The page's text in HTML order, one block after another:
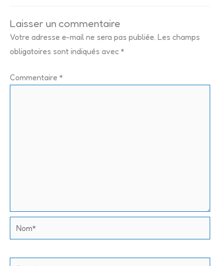
Laisser un commentaire
Votre adresse e-mail ne sera pas publiée. Les champs
obligatoires sont indiqués avec *
Commentaire *
Nom*
E-